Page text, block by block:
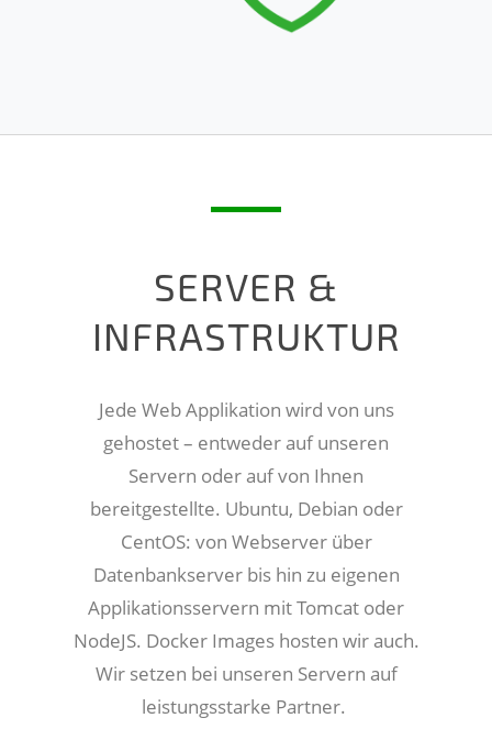
SERVER &
INFRASTRUKTUR
Jede Web Applikation wird von uns
gehostet – entweder auf unseren
Servern oder auf von Ihnen
bereitgestellte. Ubuntu, Debian oder
CentOS: von Webserver über
Datenbankserver bis hin zu eigenen
Applikationsservern mit Tomcat oder
NodeJS. Docker Images hosten wir auch.
Wir setzen bei unseren Servern auf
leistungsstarke Partner.